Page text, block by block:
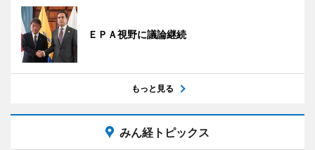
ＥＰＡ視野に議論継続
もっと見る
みん経トピックス